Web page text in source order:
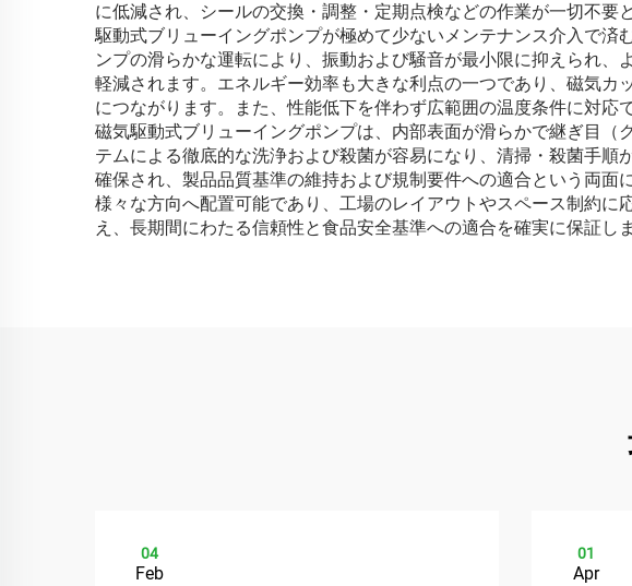
に低減され、シールの交換・調整・定期点検などの作業が一切不
駆動式ブリューイングポンプが極めて少ないメンテナンス介入で
ンプの滑らかな運転により、振動および騒音が最小限に抑えられ
軽減されます。エネルギー効率も大きな利点の一つであり、磁気
につながります。また、性能低下を伴わず広範囲の温度条件に対応
磁気駆動式ブリューイングポンプは、内部表面が滑らかで継ぎ目（
テムによる徹底的な洗浄および殺菌が容易になり、清掃・殺菌手
確保され、製品品質基準の維持および規制要件への適合という両
様々な方向へ配置可能であり、工場のレイアウトやスペース制約
え、長期間にわたる信頼性と食品安全基準への適合を確実に保証しま
04
Feb
01
Apr